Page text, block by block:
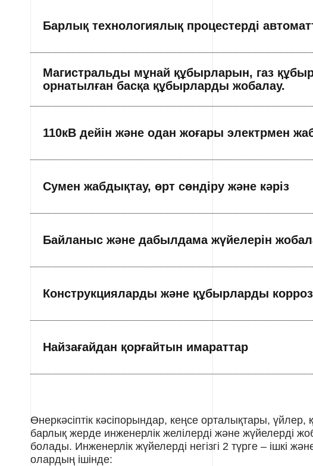
Барлық технологиялық процестерді
Магистральды мұнай құбырларын, газ
орнатылған басқа құбырларды жобалау.
110кВ дейін және одан жоғары электрмен
Сумен жабдықтау, өрт сөндіру және кәріз
Байланыс және дабылдама жүйелерін
Конструкцияларды және құбырларды
Найзағайдан қорғайтын имараттар
Өнеркәсіптік кәсіпорындар, кеңсе орталықтары,
барлық жерде инженерлік желілерді және жүйелерді
болады. Инженерлік жүйелерді негізгі 2 түрге – ішкі
олардың ішінде: